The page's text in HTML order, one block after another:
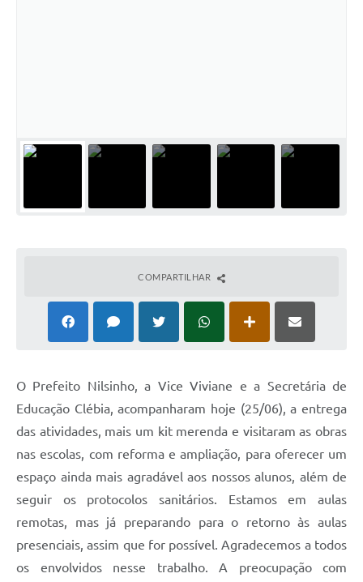
COMPARTILHAR
O Prefeito Nilsinho, a Vice Viviane e a Secretária de
Educação Clébia, acompanharam hoje (25/06), a entrega
das atividades, mais um kit merenda e visitaram as obras
nas escolas, com reforma e ampliação, para oferecer um
espaço ainda mais agradável aos nossos alunos, além de
seguir os protocolos sanitários. Estamos em aulas
remotas, mas já preparando para o retorno às aulas
presenciais, assim que for possível. Agradecemos a todos
os envolvidos nesse trabalho. A preocupação com